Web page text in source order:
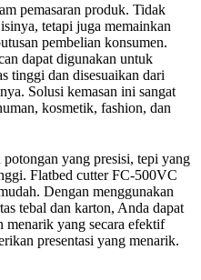
pemasaran produk. Tidak
tetapi juga memainkan
pembelian konsumen.
dapat digunakan untuk
tinggi dan disesuaikan dari
Solusi kemasan ini sangat
kosmetik, fashion, dan
yang presisi, tepi yang
Flatbed cutter FC-500VC
Dengan menggunakan
tebal dan karton, Anda dapat
menarik yang secara efektif
presentasi yang menarik.